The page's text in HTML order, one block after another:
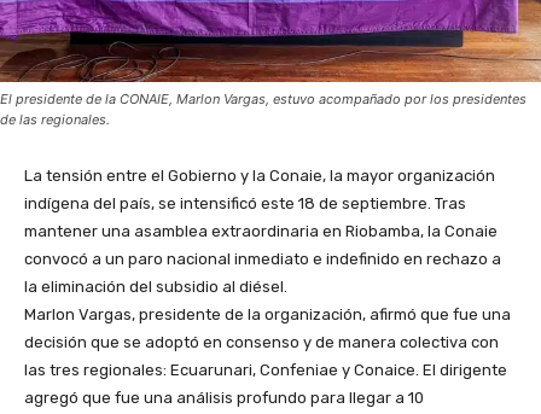
El presidente de la CONAIE, Marlon Vargas, estuvo acompañado por los presidentes
de las regionales.
La tensión entre el Gobierno y la Conaie, la mayor organización
indígena del país, se intensificó este 18 de septiembre. Tras
mantener una asamblea extraordinaria en Riobamba, la Conaie
convocó a un paro nacional inmediato e indefinido en rechazo a
la eliminación del subsidio al diésel.
Marlon Vargas, presidente de la organización, afirmó que fue una
decisión que se adoptó en consenso y de manera colectiva con
las tres regionales: Ecuarunari, Confeniae y Conaice. El dirigente
agregó que fue una análisis profundo para llegar a 10